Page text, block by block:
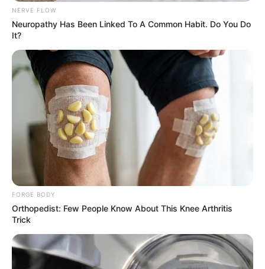
These Columbus Companies Have The Lowest Car
Insurance Quotes In 2026
LION COVERAGE
Are You The Same Alone And With Others? Find
BRAINBERRIES
NERVE FLOW
Neuropathy Has Been Linked To A Common Habit. Do You Do
It?
FORGE BODY
Orthopedist: Few People Know About This Knee Arthritis
Trick